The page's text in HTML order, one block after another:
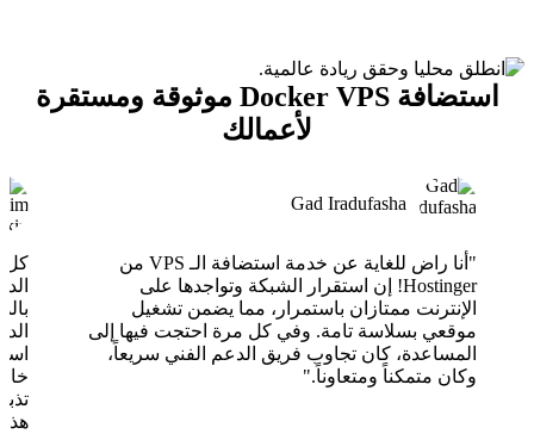
استضافة Docker VPS موثوقة ومستقرة
لأعمالك
Gad Iradufasha
"أنا راض للغاية عن خدمة استضافة الـ VPS من
Hostinger! إن استقرار الشبكة وتواجدها على
الإنترنت ممتازان باستمرار، مما يضمن تشغيل
موقعي بسلاسة تامة. وفي كل مرة احتجت فيها إلى
المساعدة، كان تجاوب فريق الدعم الفني سريعاً،
وكان متمكناً ومتعاوناً."
هذا